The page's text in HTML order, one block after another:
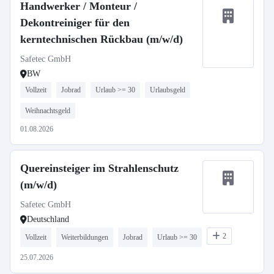
Handwerker / Monteur /
Dekontreiniger für den
kerntechnischen Rückbau (m/w/d)
Safetec GmbH
BW
Vollzeit Jobrad Urlaub >= 30 Urlaubsgeld
Weihnachtsgeld
01.08.2026
Quereinsteiger im Strahlenschutz
(m/w/d)
Safetec GmbH
Deutschland
Vollzeit Weiterbildungen Jobrad Urlaub >= 30 2
25.07.2026